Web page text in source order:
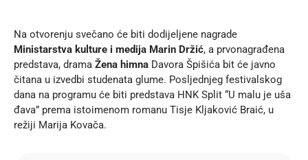
Na otvorenju svečano će biti dodijeljene nagrade
Ministarstva kulture i medija Marin Držić, a prvonagrađena
predstava, drama Žena himna Davora Špišića bit će javno
čitana u izvedbi studenata glume. Posljednjeg festivalskog
dana na programu će biti predstava HNK Split “U malu je uša
đava” prema istoimenom romanu Tisje Kljaković Braić, u
režiji Marija Kovača.